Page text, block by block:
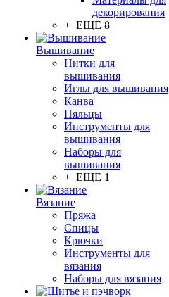
декорирования
+ ЕЩЕ 8
Вышивание
Нитки для
вышивания
Иглы для вышивания
Канва
Пяльцы
Инструменты для
вышивания
Наборы для
вышивания
+ ЕЩЕ 1
Вязание
Пряжа
Спицы
Крючки
Инструменты для
вязания
Наборы для вязания